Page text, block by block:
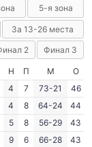
5-я зона
За 13-26 места
2 Финал 3
Н П М
О
4 7 73-21
46
4 8 64-24
44
5 8 56-29
43
9 6 66-28
43